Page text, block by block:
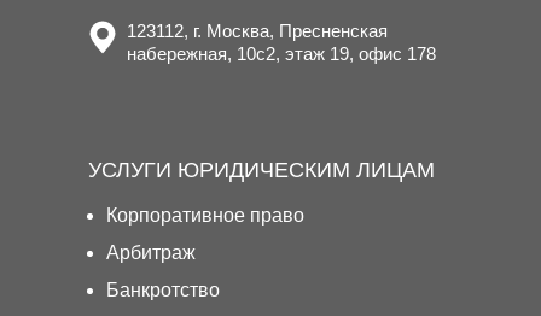
123112, г. Москва, Пресненская
набережная, 10с2, этаж 19, офис 178
УСЛУГИ ЮРИДИЧЕСКИМ ЛИЦАМ
Корпоративное право
Арбитраж
Банкротство